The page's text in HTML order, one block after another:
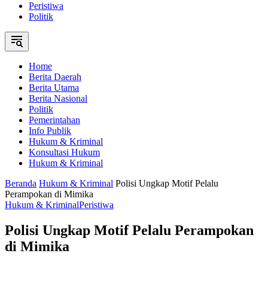
Peristiwa
Politik
Home
Berita Daerah
Berita Utama
Berita Nasional
Politik
Pemerintahan
Info Publik
Hukum & Kriminal
Konsultasi Hukum
Hukum & Kriminal
Beranda Hukum & Kriminal Polisi Ungkap Motif Pelalu
Perampokan di Mimika
Hukum & KriminalPeristiwa
Polisi Ungkap Motif Pelalu Perampokan
di Mimika